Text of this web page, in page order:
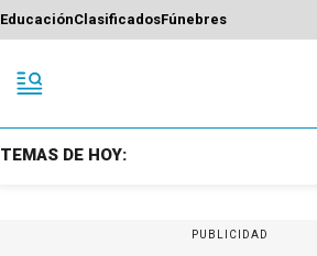
EducaciónClasificadosFúnebres
TEMAS DE HOY:
PUBLICIDAD